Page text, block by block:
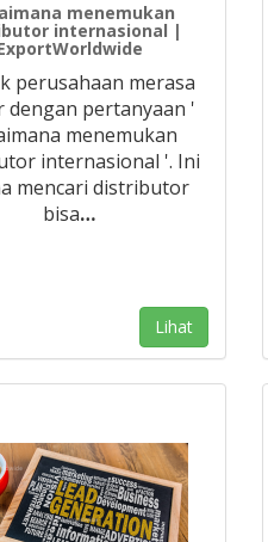
menemukan
internasional |
perusahaan merasa
dengan pertanyaan '
menemukan
internasional '. Ini
mencari distributor
bisa…
Lihat